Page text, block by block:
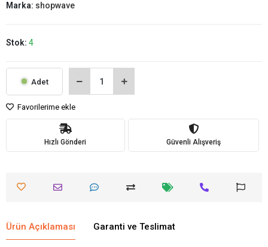
Marka: shopwave
Stok: 4
Adet
Favorilerime ekle
Hızlı Gönderi Güvenli Alışveriş
Ürün Açıklaması Garanti ve Teslimat